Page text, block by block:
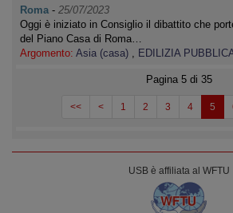
Roma - 25/07/2023
Oggi è iniziato in Consiglio il dibattito che
del Piano Casa di Roma…
Argomento: Asia (casa) , EDILIZIA
Pagina 5 di 35
<< < 1 2 3 4 5
USB è affiliata al WFTU